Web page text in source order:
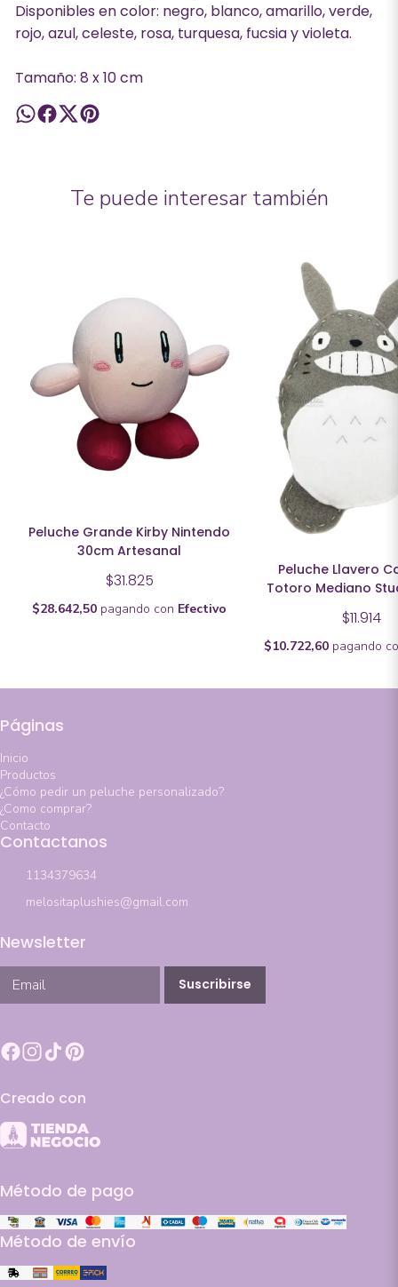
Disponibles en color: negro, blanco, amarillo, verde,
rojo, azul, celeste, rosa, turquesa, fucsia y violeta.
Tamaño: 8 x 10 cm
Te puede interesar también
Peluche Grande Kirby Nintendo
30cm Artesanal
$31.825
$28.642,50 pagando con Efectivo
Peluche Llavero
Totoro Mediano
$11.914
$10.722,60 pagando
Páginas
Inicio
Productos
¿Cómo pedir un peluche personalizado?
¿Como comprar?
Contacto
Contactanos
1134379634
melositaplushies@gmail.com
Newsletter
Suscribirse
Creado con
Método de pago
Método de envío